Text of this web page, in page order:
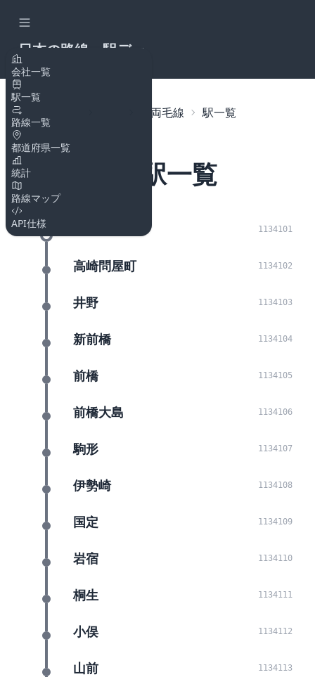
会社一覧
駅一覧
路線一覧
都道府県一覧
統計
路線マップ
API仕様
日本の路線・駅デー
トップページ JR両毛線 駅一覧
JR両毛線の駅一覧
1134101
高崎問屋町 1134102
井野 1134103
新前橋 1134104
前橋 1134105
前橋大島 1134106
駒形 1134107
伊勢崎 1134108
国定 1134109
岩宿 1134110
桐生 1134111
小俣 1134112
山前 1134113